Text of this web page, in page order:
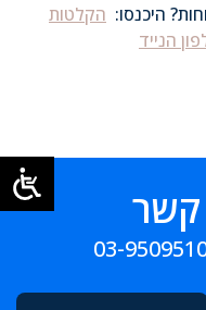
היכנסו: הקלטות
הנייד
קשר
03-